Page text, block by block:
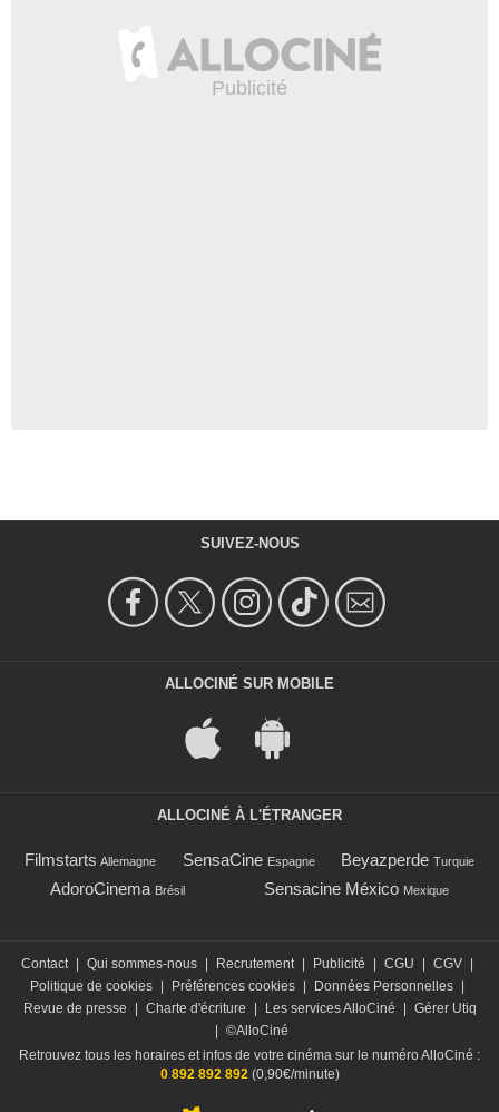
SUIVEZ-NOUS
ALLOCINÉ SUR MOBILE
ALLOCINÉ À L'ÉTRANGER
Filmstarts Allemagne SensaCine Espagne Beyazperde Turquie
AdoroCinema Brésil Sensacine México Mexique
Contact Qui sommes-nous Recrutement Publicité CGU CGV
Politique de cookies
Préférences cookies Données Personnelles
Revue de presse
Charte d'écriture Les services AlloCiné
Gérer Utiq
©AlloCiné
Retrouvez tous les horaires et infos de votre cinéma sur le numéro AlloCiné :
0 892 892 892(0,90€/minute)